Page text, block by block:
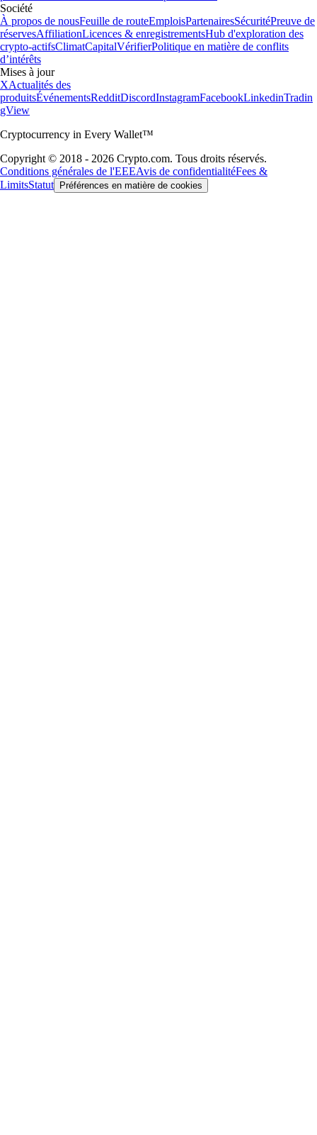
Société
À propos de nousFeuille de routeEmploisPartenairesSécuritéPreuve de
réservesAffiliationLicences & enregistrementsHub d'exploration des
crypto-actifsClimatCapitalVérifierPolitique en matière de conflits
d’intérêts
Mises à jour
XActualités des
produitsÉvénementsRedditDiscordInstagramFacebookLinkedinTradin
gView
Cryptocurrency in Every Wallet™
Copyright © 2018 - 2026 Crypto.com. Tous droits réservés.
Conditions générales de l'EEEAvis de confidentialitéFees &
LimitsStatut Préférences en matière de cookies